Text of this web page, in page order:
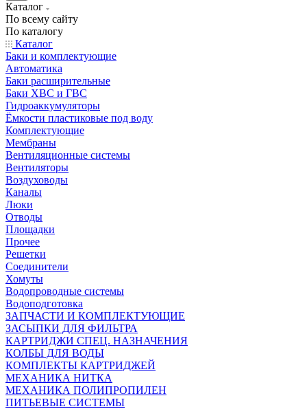
Каталог
По всему сайту
По каталогу
Каталог
Баки и комплектующие
Автоматика
Баки расширительные
Баки ХВС и ГВС
Гидроаккумуляторы
Ёмкости пластиковые под воду
Комплектующие
Мембраны
Вентиляционные системы
Вентиляторы
Воздуховоды
Каналы
Люки
Отводы
Площадки
Прочее
Решетки
Соединители
Хомуты
Водопроводные системы
Водоподготовка
ЗАПЧАСТИ И КОМПЛЕКТУЮЩИЕ
ЗАСЫПКИ ДЛЯ ФИЛЬТРА
КАРТРИДЖИ СПЕЦ. НАЗНАЧЕНИЯ
КОЛБЫ ДЛЯ ВОДЫ
КОМПЛЕКТЫ КАРТРИДЖЕЙ
МЕХАНИКА НИТКА
МЕХАНИКА ПОЛИПРОПИЛЕН
ПИТЬЕВЫЕ СИСТЕМЫ